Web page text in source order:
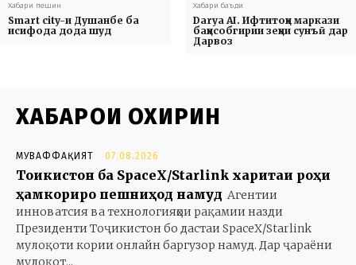
Хабари пешин
Smart city-и Душанбе ба
исифода дода шуд
Хабари баъди
Darya AI. Ифтитоҳи маркази
баҳисобгирии зеҳни сунъӣ дар
Дарвоз
ХАБАРҲОИ ОХИРИН
МУВАФФАҚИЯТ 07.08.2026
Тоҷикистон ба SpaceX/Starlink харитаи роҳи
ҳамкориро пешниҳод намуд Агентии
инноватсия ва технологияҳои рақамии назди
Президенти Тоҷикистон бо дастаи SpaceX/Starlink
мулоқоти кории онлайн баргузор намуд. Дар ҷараёни